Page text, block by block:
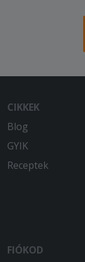
burgert
CIKKEK
Blog
GYIK
Receptek
FIÓKOD